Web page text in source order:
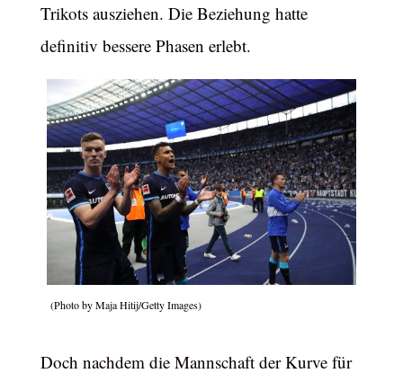
Trikots ausziehen. Die Beziehung hatte
definitiv bessere Phasen erlebt.
(Photo by Maja Hitij/Getty Images)
Doch nachdem die Mannschaft der Kurve für